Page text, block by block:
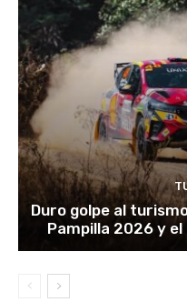
Duro golpe al
Pampilla 2026 y el